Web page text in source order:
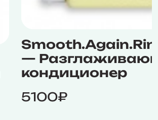
—
кондиционер
5100₽